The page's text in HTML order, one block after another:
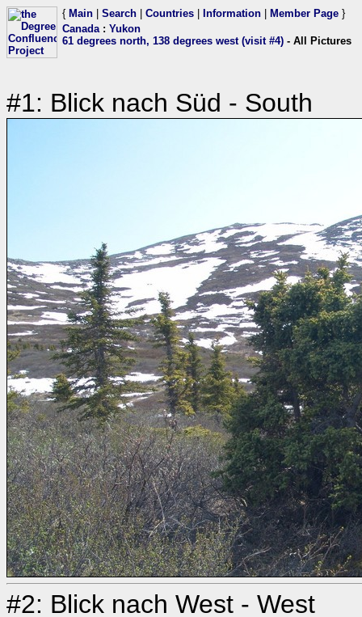
{ Main Search Countries Information Member Page }
Canada: Yukon
61 degrees north, 138 degrees west (visit #4) - All Pictures
#1: Blick nach Süd - South
#2: Blick nach West - West